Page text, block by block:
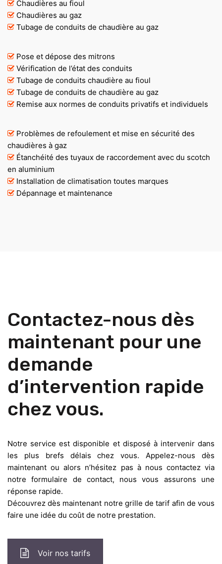
Chaudières au fioul
Chaudières au gaz
Tubage de conduits de chaudière au gaz
Pose et dépose des mitrons
Vérification de l’état des conduits
Tubage de conduits chaudière au fioul
Tubage de conduits de chaudière au gaz
Remise aux normes de conduits privatifs et individuels
Problèmes de refoulement et mise en sécurité des
chaudières à gaz
Étanchéité des tuyaux de raccordement avec du scotch
en aluminium
Installation de climatisation toutes marques
Dépannage et maintenance
Contactez-nous dès
maintenant pour une
demande
d’intervention rapide
chez vous.
Notre service est disponible et disposé à intervenir dans
les plus brefs délais chez vous. Appelez-nous dès
maintenant ou alors n’hésitez pas à nous contactez via
notre formulaire de contact, nous vous assurons une
réponse rapide.
Découvrez dès maintenant notre grille de tarif afin de vous
faire une idée du coût de notre prestation.
Voir nos tarifs